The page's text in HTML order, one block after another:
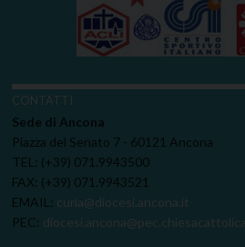
CONTATTI
Sede di Ancona
Piazza del Senato 7 - 60121 Ancona
TEL: (+39) 071.9943500
FAX: (+39) 071.9943521
EMAIL: curia@diocesi.ancona.it
PEC: